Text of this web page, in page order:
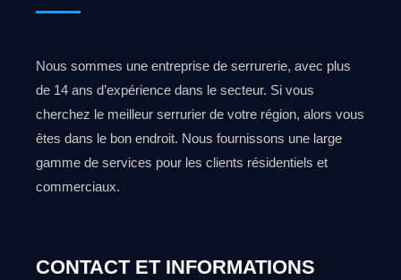
Nous sommes une entreprise de serrurerie, avec plus
de 14 ans d’expérience dans le secteur. Si vous
cherchez le meilleur serrurier de votre région, alors vous
êtes dans le bon endroit. Nous fournissons une large
gamme de services pour les clients résidentiels et
commerciaux.
CONTACT ET INFORMATIONS